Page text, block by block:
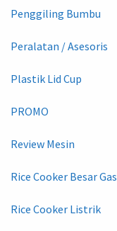
Penggiling Bumbu
Peralatan / Asesoris
Plastik Lid Cup
PROMO
Review Mesin
Rice Cooker Besar Gas
Rice Cooker Listrik